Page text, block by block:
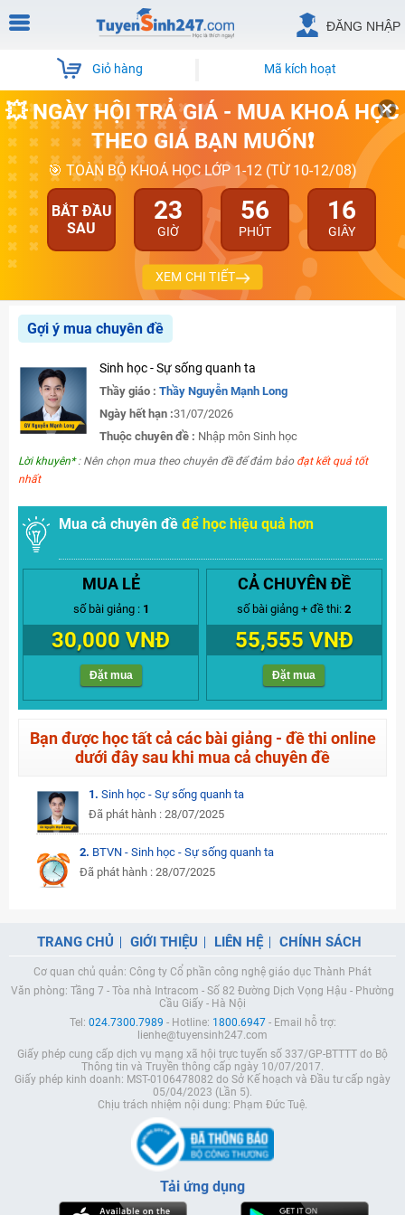
ĐĂNG NHẬP
Giỏ hàng Mã kích hoạt
💥 NGÀY HỘI TRẢ GIÁ - MUA KHOÁ HỌC
THEO GIÁ BẠN MUỐN❗
🎯 TOÀN BỘ KHOÁ HỌC LỚP 1-12 (TỪ 10-12/08)
BẮT ĐẦU
SAU
23
GIỜ
56
PHÚT
15
GIÂY
XEM CHI TIẾT
Gợi ý mua chuyên đề
Sinh học - Sự sống quanh ta
Thầy giáo : Thầy Nguyễn Mạnh Long
Ngày hết hạn :31/07/2026
Thuộc chuyên đề : Nhập môn Sinh học
Lời khuyên*: Nên chọn mua theo chuyên đề để đảm bảo đạt kết quả tốt
nhất
Mua cả chuyên đề để học hiệu quả hơn
MUA LẺ
số bài giảng : 1
30,000 VNĐ
Đặt mua
CẢ CHUYÊN ĐỀ
số bài giảng + đề thi:2
55,555 VNĐ
Đặt mua
Bạn được học tất cả các bài giảng - đề thi online
dưới đây sau khi mua cả chuyên đề
1. Sinh học - Sự sống quanh ta
Đã phát hành : 28/07/2025
2. BTVN - Sinh học - Sự sống quanh ta
Đã phát hành : 28/07/2025
TRANG CHỦ GIỚI THIỆU LIÊN HỆ CHÍNH SÁCH
Cơ quan chủ quản: Công ty Cổ phần công nghệ giáo dục Thành Phát
Văn phòng: Tầng 7 - Tòa nhà Intracom - Số 82 Đường Dịch Vọng Hậu - Phường
Cầu Giấy - Hà Nội
Tel: 024.7300.7989 - Hotline: 1800.6947- Email hỗ trợ:
lienhe@tuyensinh247.com
Giấy phép cung cấp dịch vụ mạng xã hội trực tuyến số 337/GP-BTTTT do Bộ
Thông tin và Truyền thông cấp ngày 10/07/2017.
Giấy phép kinh doanh: MST-0106478082 do Sở Kế hoạch và Đầu tư cấp ngày
05/04/2023 (Lần 5).
Chịu trách nhiệm nội dung: Phạm Đức Tuệ.
Tải ứng dụng